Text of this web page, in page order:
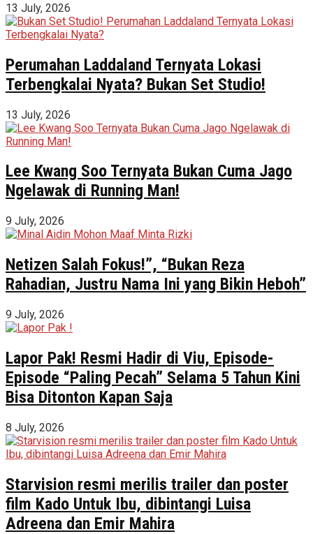
13 July, 2026
Perumahan Laddaland Ternyata Lokasi
Terbengkalai Nyata? Bukan Set Studio!
13 July, 2026
Lee Kwang Soo Ternyata Bukan Cuma Jago
Ngelawak di Running Man!
9 July, 2026
Netizen Salah Fokus!”, “Bukan Reza
Rahadian, Justru Nama Ini yang Bikin Heboh”
9 July, 2026
Lapor Pak! Resmi Hadir di Viu, Episode-
Episode “Paling Pecah” Selama 5 Tahun Kini
Bisa Ditonton Kapan Saja
8 July, 2026
Starvision resmi merilis trailer dan poster
film Kado Untuk Ibu, dibintangi Luisa
Adreena dan Emir Mahira